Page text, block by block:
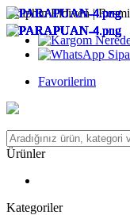
Dolphin Eldiven | Resmi
Favorilerim
Ürünler
Kategoriler